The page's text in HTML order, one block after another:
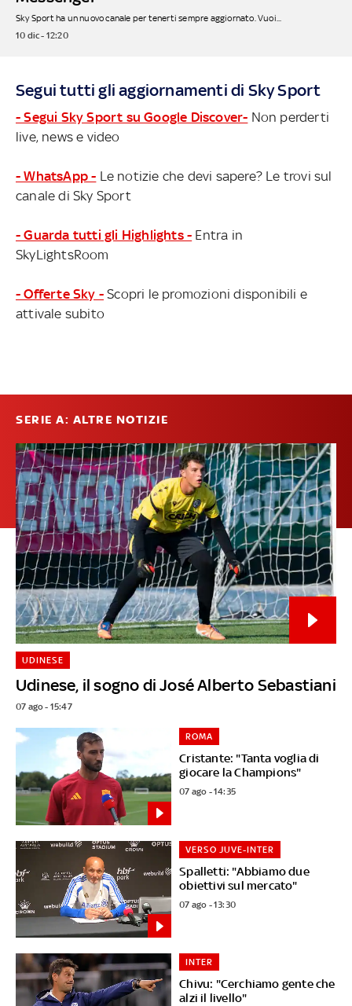
Sky Sport ha un nuovo canale per tenerti sempre aggiornato. Vuoi...
10 dic - 12:20
Segui tutti gli aggiornamenti di Sky Sport
- Segui Sky Sport su Google Discover- Non perderti
live, news e video
- WhatsApp - Le notizie che devi sapere? Le trovi sul
canale di Sky Sport
- Guarda tutti gli Highlights - Entra in
SkyLightsRoom
- Offerte Sky - Scopri le promozioni disponibili e
attivale subito
SERIE A: ALTRE NOTIZIE
Udinese, il sogno di José Alberto Sebastiani
UDINESE
07 ago - 15:47
Cristante: "Tanta voglia di
giocare la Champions"
ROMA
07 ago - 14:35
Spalletti: "Abbiamo due
obiettivi sul mercato"
VERSO JUVE-INTER
07 ago - 13:30
Chivu: "Cerchiamo gente che
alzi il livello"
INTER